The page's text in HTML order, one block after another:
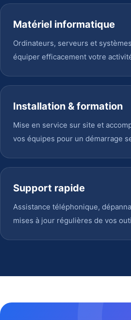
Matériel informatique
Ordinateurs, serveurs et
équiper efficacement votre
Installation & formation
Mise en service sur site et
vos équipes pour un démarrage
Support rapide
Assistance téléphonique,
mises à jour régulières de vos